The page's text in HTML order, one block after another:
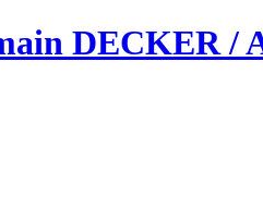
DECKER /